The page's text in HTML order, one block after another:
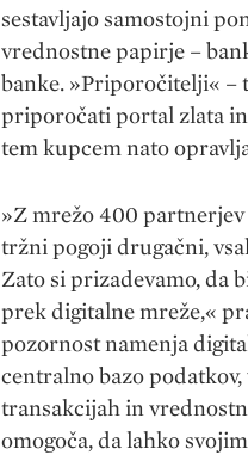
sestavljajo samostojni
vrednostne papirje –
banke. »Priporočitelji« –
priporočati portal zlata
tem kupcem nato
»Z mrežo 400
tržni pogoji drugačni,
Zato si prizadevamo, da
prek digitalne mreže,«
pozornost namenja
centralno bazo
transakcijah in
omogoča, da lahko